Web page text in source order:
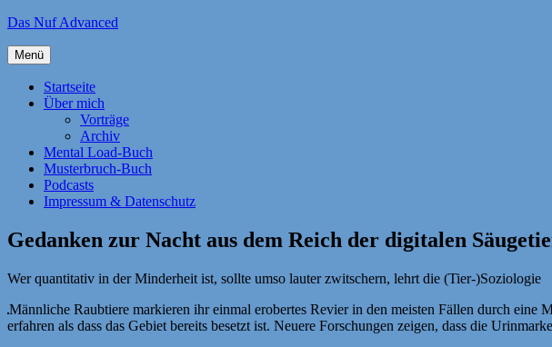
Zum
springen
Das Nuf Advanced
Menü
Startseite
Über mich
Vorträge
Archiv
Mental Load-Buch
Musterbruch-Buch
Podcasts
Impressum & Datenschutz
Gedanken zur Nacht aus dem Reich der digitalen
Wer quantitativ in der Minderheit ist, sollte umso lauter zwitschern, lehrt die (Tier-)Soziologie
Männliche Raubtiere markieren ihr einmal erobertes Revier in den meisten Fällen durch
erfahren als dass das Gebiet bereits besetzt ist. Neuere Forschungen zeigen, dass die